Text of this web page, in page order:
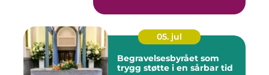
05. jul
Begravelsesbyrået som
trygg støtte i en sårbar tid